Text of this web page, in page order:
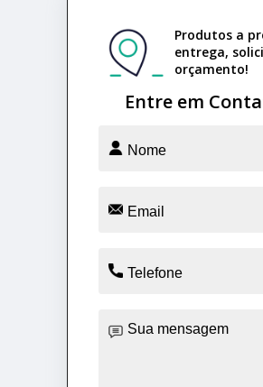
Entre em
Produtos a
entrega,
orçamento!